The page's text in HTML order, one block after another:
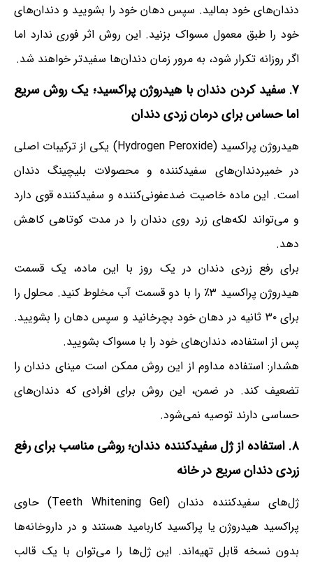
دندان‌های خود بمالید. سپس دهان خود را بشویید و دندان‌های
خود را طبق معمول مسواک بزنید. این روش اثر فوری ندارد اما
اگر روزانه تکرار شود، به مرور زمان دندان‌ها سفیدتر خواهند شد.
۷. سفید کردن دندان با هیدروژن پراکسید؛ یک روش سریع
اما حساس برای درمان زردی دندان
هیدروژن پراکسید (Hydrogen Peroxide) یکی از ترکیبات اصلی
در خمیردندان‌های سفیدکننده و محصولات بلیچینگ دندان
است. این ماده خاصیت ضدعفونی‌کننده و سفیدکننده قوی دارد
و می‌تواند لکه‌های زرد روی دندان را در مدت کوتاهی کاهش
دهد.
برای رفع زردی دندان در یک روز با این ماده، یک قسمت
هیدروژن پراکسید ۳٪ را با دو قسمت آب مخلوط کنید. محلول را
برای ۳۰ ثانیه در دهان خود بچرخانید و سپس دهان را بشویید.
پس از استفاده، دندان‌های خود را با مسواک بشویید.
هشدار: استفاده مداوم از این روش ممکن است مینای دندان را
تضعیف کند. در ضمن، این روش برای افرادی که دندان‌های
حساسی دارند توصیه نمی‌شود.
۸. استفاده از ژل سفیدکننده دندان؛ روشی مناسب برای رفع
زردی دندان سریع در خانه
ژل‌های سفیدکننده دندان (Teeth Whitening Gel) حاوی
پراکسید هیدروژن یا پراکسید کاربامید هستند و در داروخانه‌ها
بدون نسخه قابل تهیه‌اند. این ژل‌ها را می‌توان با یک قالب